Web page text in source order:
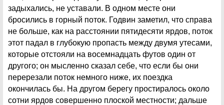
задыхались, не уставали. В одном месте они
бросились в горный поток. Годвин заметил, что справа
не больше, как на расстоянии пятидесяти ярдов, поток
этот падал в глубокую пропасть между двумя утесами,
которые отстояли на восемнадцать футов один от
другого; он мысленно сказал себе, что если бы они
перерезали поток немного ниже, их поездка
окончилась бы. На другом берегу простиралось около
сотни ярдов совершенно плоской местности; дальше